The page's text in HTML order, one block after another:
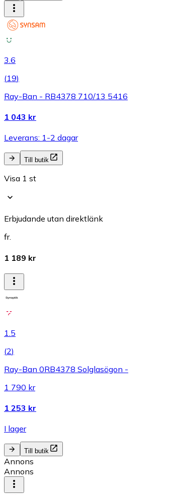
3.6
(19)
Ray-Ban - RB4378 710/13 5416
1 043 kr
Leverans: 1-2 dagar
Till butik
Visa 1 st
Erbjudande utan direktlänk
fr.
1 189 kr
1.5
(2)
Ray-Ban 0RB4378 Solglasögon -
1 790 kr
1 253 kr
I lager
Till butik
Annons
Annons